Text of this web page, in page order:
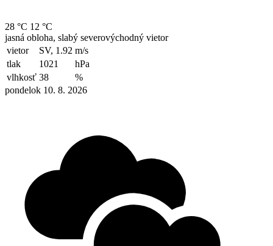
28 °C 12 °C
jasná obloha, slabý severovýchodný vietor
vietor
SV, 1.92 m/s
tlak
1021
hPa
vlhkosť 38
%
pondelok 10. 8. 2026